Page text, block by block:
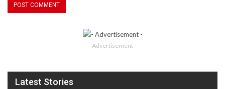
- Advertisement -
Latest Stories